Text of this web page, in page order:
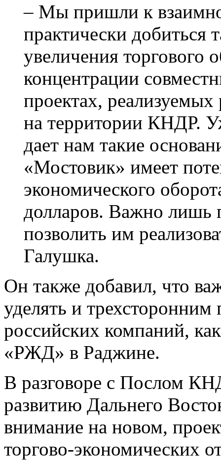
– Мы пришли к
практически добиться
увеличения
концентрации
проектах,
на территории КНДР.
дает нам такие
«Мостовик» имеет
экономического
долларов. Важно лишь
позволить им
Галушка.
Он также добавил, что
уделять и трехсторонним
российских компаний,
«РЖД» в Раджине.
В разговоре с Послом
развитию Дальнего
внимание на новом,
торгово-экономических